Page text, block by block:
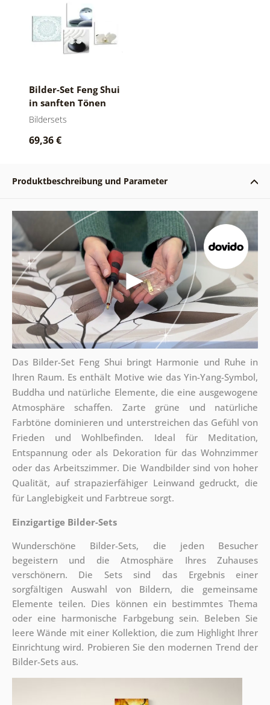
Bilder-Set Feng Shui
in sanften Tönen
Bildersets
69,36 €
Produktbeschreibung und Parameter
Das Bilder-Set Feng Shui bringt Harmonie und Ruhe in
Ihren Raum. Es enthält Motive wie das Yin-Yang-Symbol,
Buddha und natürliche Elemente, die eine ausgewogene
Atmosphäre schaffen. Zarte grüne und natürliche
Farbtöne dominieren und unterstreichen das Gefühl von
Frieden und Wohlbefinden. Ideal für Meditation,
Entspannung oder als Dekoration für das Wohnzimmer
oder das Arbeitszimmer. Die Wandbilder sind von hoher
Qualität, auf strapazierfähiger Leinwand gedruckt, die
für Langlebigkeit und Farbtreue sorgt.
Einzigartige Bilder-Sets
Wunderschöne Bilder-Sets, die jeden Besucher
begeistern und die Atmosphäre Ihres Zuhauses
verschönern. Die Sets sind das Ergebnis einer
sorgfältigen Auswahl von Bildern, die gemeinsame
Elemente teilen. Dies können ein bestimmtes Thema
oder eine harmonische Farbgebung sein. Beleben Sie
leere Wände mit einer Kollektion, die zum Highlight Ihrer
Einrichtung wird. Probieren Sie den modernen Trend der
Bilder-Sets aus.